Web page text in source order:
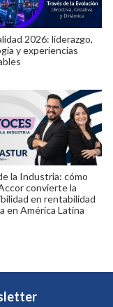
2026: liderazgo,
y experiencias
la Industria: cómo
convierte la
en rentabilidad
en América Latina